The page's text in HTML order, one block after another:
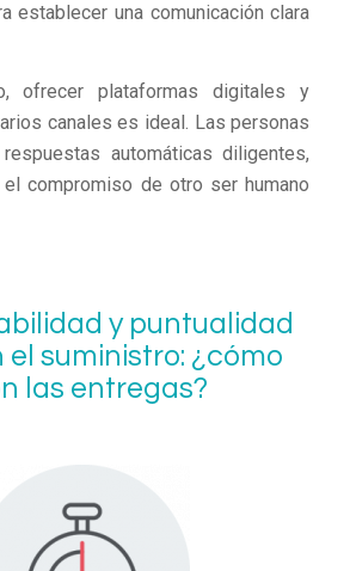
establecer una comunicación clara
ofrecer plataformas digitales y
canales es ideal. Las personas
automáticas diligentes,
compromiso de otro ser humano
y puntualidad
el suministro: ¿cómo
las entregas?